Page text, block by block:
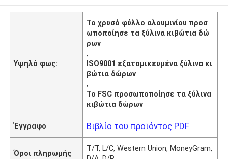
Υψηλό φως:
Το χρυσό φύλλο αλουμινίου προσ
ωποποίησε τα ξύλινα κιβώτια δώ
ρων
,
ISO9001 εξατομικευμένα ξύλινα κι
βώτια δώρων
,
Το FSC προσωποποίησε τα ξύλινα
κιβώτια δώρων
Έγγραφο Βιβλίο του προϊόντος PDF
Όροι πληρωμής
T/T, L/C, Western Union, MoneyGram,